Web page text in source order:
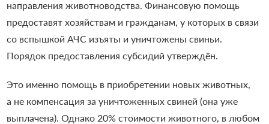
направления животноводства. Финансовую помощь
предоставят хозяйствам и гражданам, у которых в связи
со вспышкой АЧС изъяты и уничтожены свиньи.
Порядок предоставления субсидий утверждён.
Это именно помощь в приобретении новых животных,
а не компенсация за уничтоженных свиней (она уже
выплачена). Однако 20% стоимости животного, в любом